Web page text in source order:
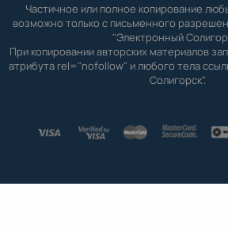
Частичное или полное копирование
возможно только с письменного
"Электронный
При копировании авторских материалов
атрибута rel="nofollow" и любого тела
Солигорск".